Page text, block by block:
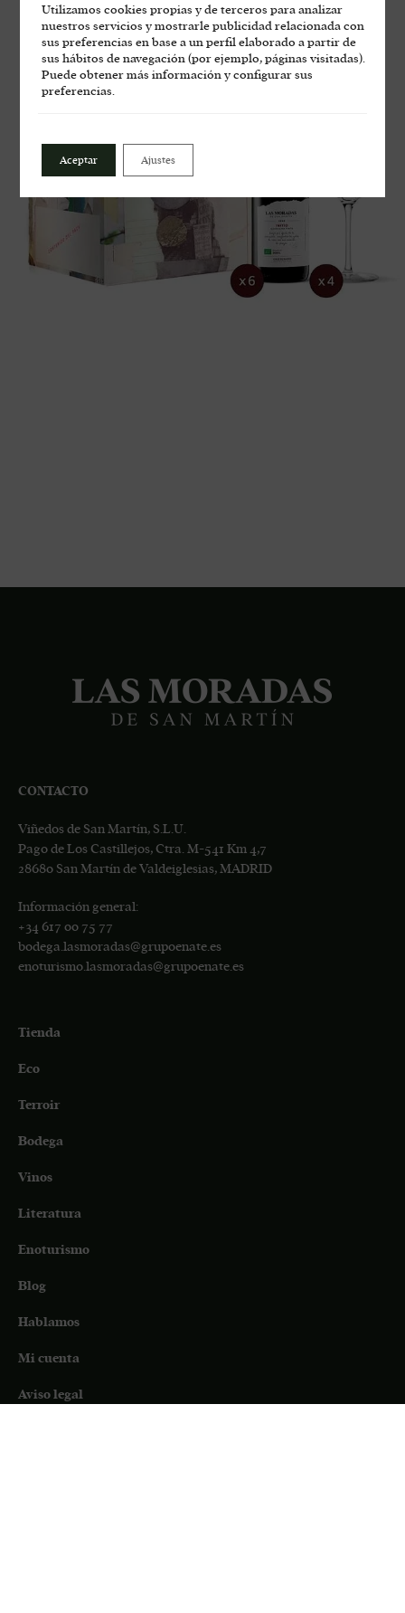
CONTACTO
Viñedos de San Martín, S.L.U.
Pago de Los Castillejos, Ctra. M-541 Km 4,7
28680 San Martín de Valdeiglesias, MADRID
Información general:
+34 617 00 75 77
bodega.lasmoradas@grupoenate.es
enoturismo.lasmoradas@grupoenate.es
Tienda
Eco
Terroir
Bodega
Vinos
Literatura
Enoturismo
Blog
Hablamos
Mi cuenta
Aviso legal
Utilizamos cookies propias y de terceros para analizar
nuestros servicios y mostrarle publicidad relacionada con
sus preferencias en base a un perfil elaborado a partir de
sus hábitos de navegación (por ejemplo, páginas visitadas).
Puede obtener más información y configurar sus
preferencias.
Aceptar Ajustes